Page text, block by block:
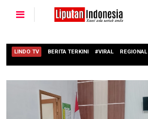
LINDO TV BERITA TERKINI #VIRAL REGIONAL